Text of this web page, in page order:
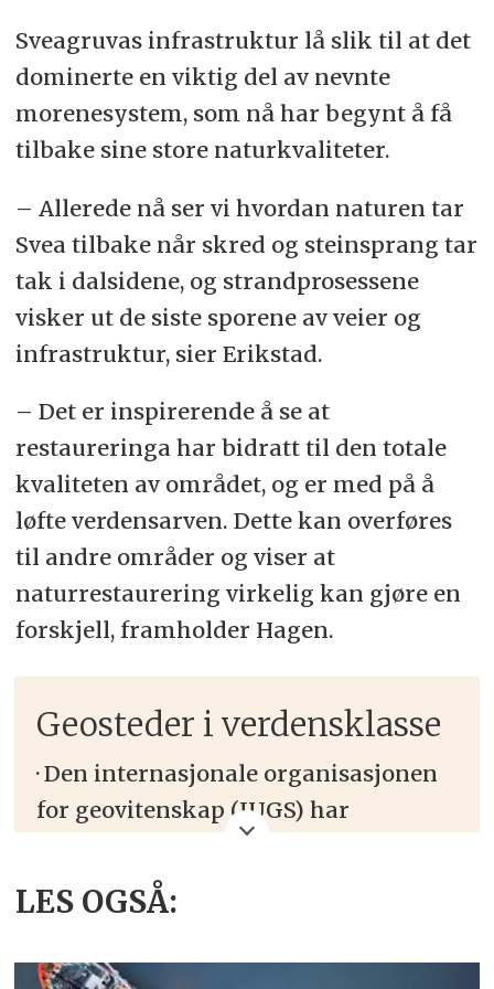
Sveagruvas infrastruktur lå slik til at det
dominerte en viktig del av nevnte
morenesystem, som nå har begynt å få
tilbake sine store naturkvaliteter.
– Allerede nå ser vi hvordan naturen tar
Svea tilbake når skred og steinsprang tar
tak i dalsidene, og strandprosessene
visker ut de siste sporene av veier og
infrastruktur, sier Erikstad.
– Det er inspirerende å se at
restaureringa har bidratt til den totale
kvaliteten av området, og er med på å
løfte verdensarven. Dette kan overføres
til andre områder og viser at
naturrestaurering virkelig kan gjøre en
forskjell, framholder Hagen.
Geosteder i verdensklasse
·Den internasjonale organisasjonen
for geovitenskap (IUGS) har
landemerker av svært høy
vitenskapelig verdi. Listen «The First
LES OGSÅ: